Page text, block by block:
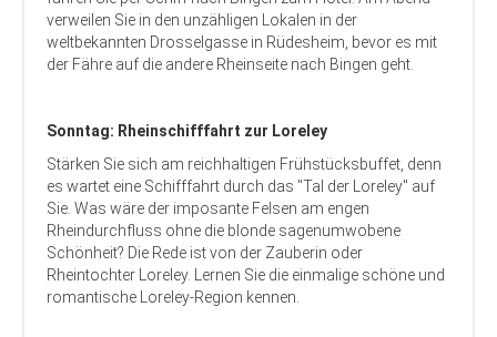
verweilen Sie in den unzähligen Lokalen in der
weltbekannten Drosselgasse in Rüdesheim, bevor es mit
der Fähre auf die andere Rheinseite nach Bingen geht.
Sonntag: Rheinschifffahrt zur Loreley
Stärken Sie sich am reichhaltigen Frühstücksbuffet, denn
es wartet eine Schifffahrt durch das "Tal der Loreley" auf
Sie. Was wäre der imposante Felsen am engen
Rheindurchfluss ohne die blonde sagenumwobene
Schönheit? Die Rede ist von der Zauberin oder
Rheintochter Loreley. Lernen Sie die einmalige schöne und
romantische Loreley-Region kennen.